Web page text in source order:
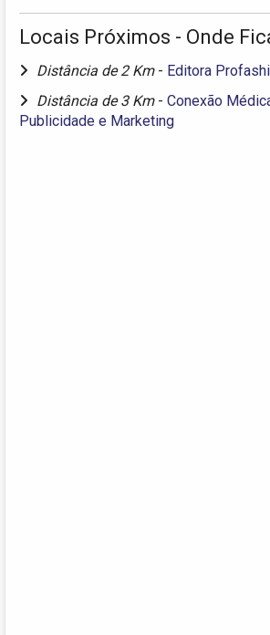
Locais Próximos - Onde
Distância de 2 Km - Editora
Distância de 3 Km - Conexão
Publicidade e Marketing